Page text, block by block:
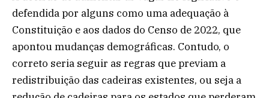
defendida por alguns como uma adequação à
Constituição e aos dados do Censo de 2022, que
apontou mudanças demográficas. Contudo, o
correto seria seguir as regras que previam a
redistribuição das cadeiras existentes, ou seja a